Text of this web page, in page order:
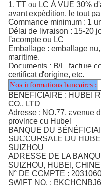
1. TT ou LC À VUE 30%
avant expédition, le tout
Commande minimum : 1
Délai de livraison : 15-20
l'acompte ou LC
Emballage : emballage
maritime.
Documents : B/L, facture
certificat d'origine, etc.
Nos informations bancaires :
BÉNÉFICIAIRE : HUBEI
CO., LTD
Adresse : NO.77, avenue
province du Hubei
BANQUE DU
SUCCURSALE DU
SUIZHOU
ADRESSE DE LA
SUIZHOU, HUBEI, CHINE
N° DE COMPTE :
SWIFT NO. :